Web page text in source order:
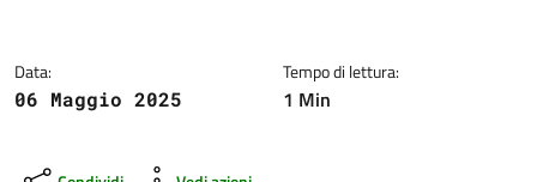
Data:
06 Maggio 2025
Tempo di lettura:
1 Min